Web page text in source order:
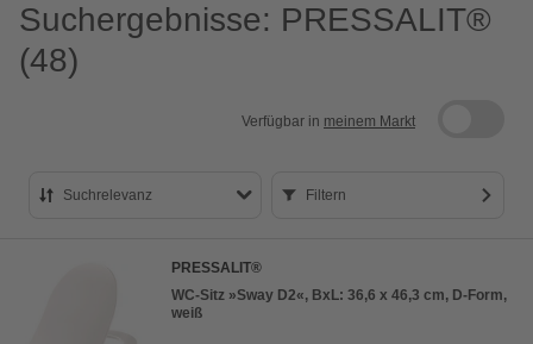
Suchergebnisse: PRESSALIT®
(48)
Verfügbar in meinem Markt
Suchrelevanz Filtern
PRESSALIT®
WC-Sitz »Sway D2«, BxL: 36,6 x 46,3 cm, D-Form,
weiß